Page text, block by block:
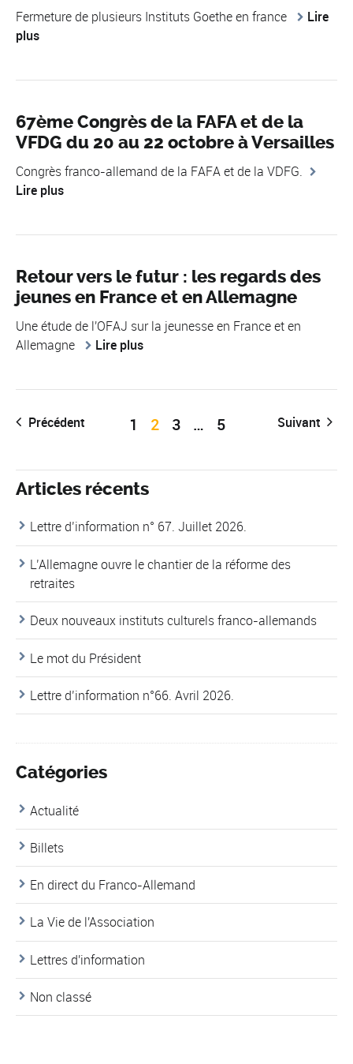
Fermeture de plusieurs Instituts Goethe en france
Lire
plus
67ème Congrès de la FAFA et de la
VFDG du 20 au 22 octobre à Versailles
Congrès franco-allemand de la FAFA et de la VDFG.
Lire plus
Retour vers le futur : les regards des
jeunes en France et en Allemagne
Une étude de l'OFAJ sur la jeunesse en France et en
Allemagne
Lire plus
Précédent 1 2 3 … 5 Suivant
Articles récents
Lettre d’information n° 67. Juillet 2026.
L’Allemagne ouvre le chantier de la réforme des
retraites
Deux nouveaux instituts culturels franco-allemands
Le mot du Président
Lettre d’information n°66. Avril 2026.
Catégories
Actualité
Billets
En direct du Franco-Allemand
La Vie de l'Association
Lettres d'information
Non classé